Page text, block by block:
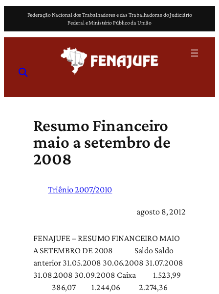
o
Federação Nacional dos Trabalhadores e das Trabalhadoras do Judiciário
Federal e Ministério Público da União
Resumo Financeiro
maio a setembro de
2008
Triênio 2007/2010
agosto 8, 2012
FENAJUFE – RESUMO FINANCEIRO MAIO
A SETEMBRO DE 2008 Saldo Saldo
anterior 31.05.2008 30.06.2008 31.07.2008
31.08.2008 30.09.2008 Caixa 1.523,99
386,07 1.244,06 2.274,36